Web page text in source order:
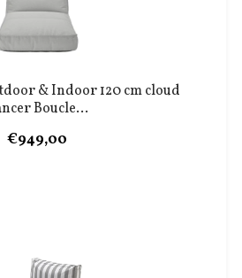
& Indoor 120 cm cloud
Boucle...
€949,00